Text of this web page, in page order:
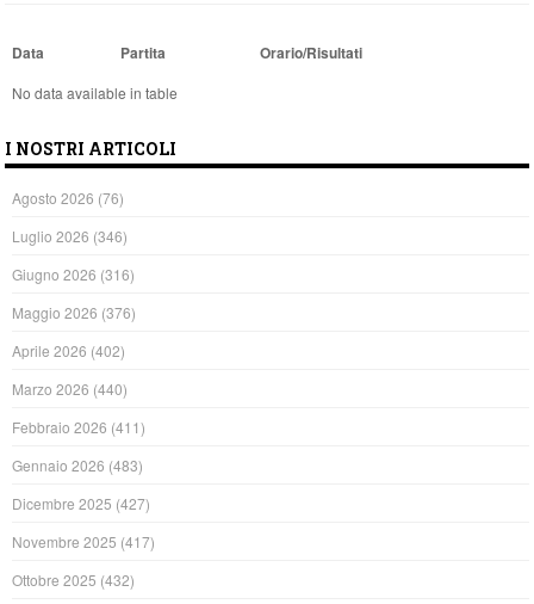
Data Partita Orario/Risultati
No data available in table
I NOSTRI ARTICOLI
Agosto 2026 (76)
Luglio 2026 (346)
Giugno 2026 (316)
Maggio 2026 (376)
Aprile 2026 (402)
Marzo 2026 (440)
Febbraio 2026 (411)
Gennaio 2026 (483)
Dicembre 2025 (427)
Novembre 2025 (417)
Ottobre 2025 (432)